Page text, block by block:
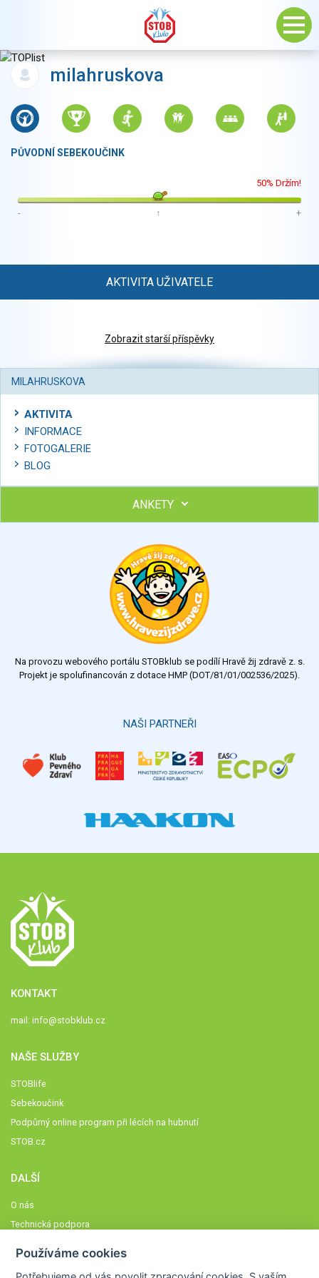
milahruskova
PŮVODNÍ SEBEKOUČINK
50% Držím!
- ↑ +
AKTIVITA UŽIVATELE
Zobrazit starší příspěvky
MILAHRUSKOVA
AKTIVITA
INFORMACE
FOTOGALERIE
BLOG
ANKETY
Výsledky Všechny ankety
Na provozu webového portálu STOBklub se podílí Hravě žij zdravě z. s.
Projekt je spolufinancován z dotace HMP (DOT/81/01/002536/2025).
NAŠI PARTNEŘI
KONTAKT
mail: info@stobklub.cz
NAŠE SLUŽBY
STOBlife
Sebekoučink
Podpůrný online program při lécích na hubnutí
STOB.cz
DALŠÍ
O nás
Technická podpora
Používáme cookies